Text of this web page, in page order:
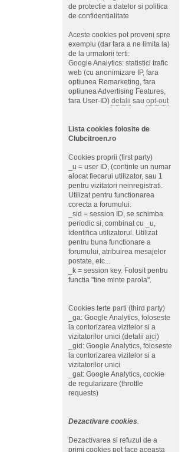
de protectie a datelor si politica
de confidentialitate
Aceste cookies pot proveni spre
exemplu (dar fara a ne limita la)
de la urmatorii terti:
Google Analytics: statistici trafic
web (cu anonimizare IP, fara
optiunea Remarketing, fara
optiunea Advertising Features,
fara User-ID) detalii sau opt-out
Lista cookies folosite de
Clubcitroen.ro
Cookies proprii (first party)
_u = user ID, (continte un numar
alocat fiecarui utilizator, sau 1
pentru vizitatori neinregistrati.
Utilizat pentru functionarea
corecta a forumului.
_sid = session ID, se schimba
periodic si, combinat cu _u,
identifica utilizatorul. Utilizat
pentru buna functionare a
forumului, atribuirea mesajelor
postate, etc...
_k = session key. Folosit pentru
functia "tine minte parola".
Cookies terte parti (third party)
_ga: Google Analytics, foloseste
la contorizarea vizitelor si a
vizitatorilor unici (detalii aici)
_gid: Google Analytics, foloseste
la contorizarea vizitelor si a
vizitatorilor unici
_gat: Google Analytics, cookie
de regularizare (throttle
requests)
Dezactivare cookies.
Dezactivarea si refuzul de a
primi cookies pot face aceasta